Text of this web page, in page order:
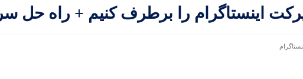
اینستاگرام را برطرف کنیم + راه حل